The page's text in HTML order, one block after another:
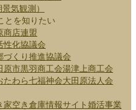
気観測）
とを知りたい
商店連盟
性化協議会
づくり推進協議会
原市黒羽商工会湯津上商工会
たわら七福神会大田原法人会
空き倉庫情報サイト婚活事業